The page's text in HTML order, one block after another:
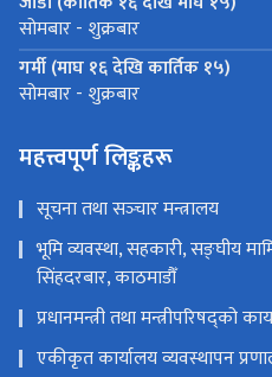
सोमबार - शुक्रबार
गर्मी (माघ १६ देखि कार्तिक १५)
सोमबार - शुक्रबार
महत्त्वपूर्ण लिङ्कहरू
सूचना तथा सञ्‍चार मन्त्रालय
भूमि व्यवस्था, सहकारी, सङ्‍घीय
सिंहदरबार, काठमाडौँ
प्रधानमन्त्री तथा मन्त्रीपरिषद्को
एकीकृत कार्यालय व्यवस्थापन